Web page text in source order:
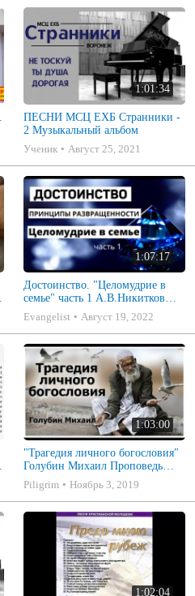
1:01:34
ПЕСНИ МСЦ ЕХБ Странники -
2 Музыкальный альбом
Ученик
Август 25, 2021
1:07:17
Достоинство. "Целомудрие в
семье" часть 1 А.В.Никитков
Беседа для семейных МСЦ ЕХБ
Evangelist Август 19, 2022
1:03:00
"Трагедия личного богословия"
Голубин Михаил Проповедь
2019
Piligrim Ноябрь 3, 2019
1:02:04